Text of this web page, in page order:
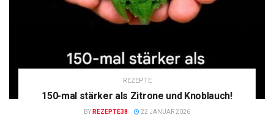
REZEPTE
150-mal stärker als Zitrone und Knoblauch!
BY REZEPTE38 22 JANUAR 2026